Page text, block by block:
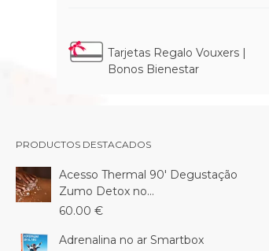
Tarjetas Regalo Vouxers |
Bonos Bienestar
PRODUCTOS DESTACADOS
Acesso Thermal 90' Degustação
Zumo Detox no...
60.00 €
Adrenalina no ar Smartbox